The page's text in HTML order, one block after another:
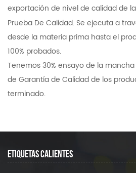
exportación de nivel de calidad de
Prueba De Calidad. Se ejecuta a
desde la materia prima hasta el
100% probados.
Tenemos 30% ensayo de la
de Garantía de Calidad de los
terminado.
ETIQUETAS CALIENTES